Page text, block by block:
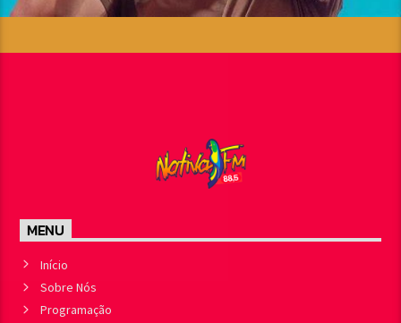
MENU
Início
Sobre Nós
Programação